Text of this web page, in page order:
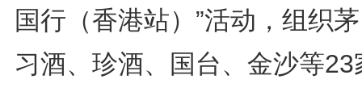
国行（香港站）”活动，组织
习酒、珍酒、国台、金沙等23